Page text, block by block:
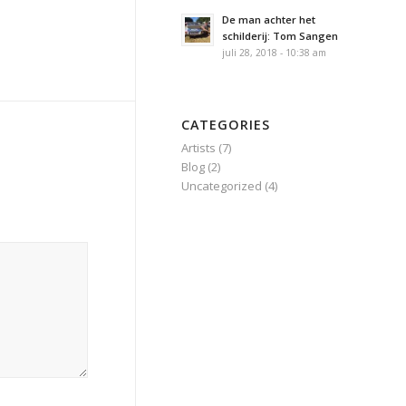
De man achter het
schilderij: Tom Sangen
juli 28, 2018 - 10:38 am
CATEGORIES
Artists (7)
Blog (2)
Uncategorized (4)